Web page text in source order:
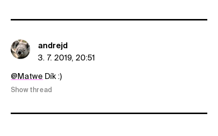
andrejd
3. 7. 2019, 20:51
@Matwe Dík :)
Show thread